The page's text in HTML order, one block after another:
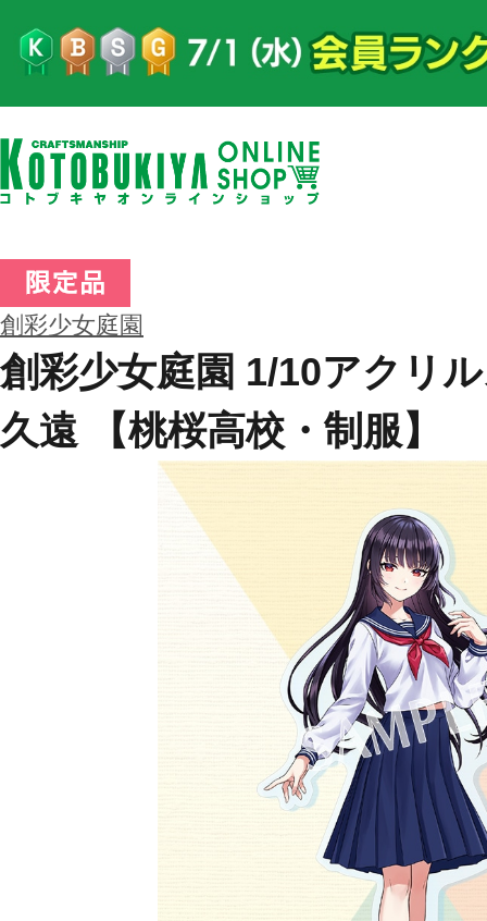
創彩少女庭園
創彩少女庭園 1/10アクリ
久遠 【桃桜高校・制服】